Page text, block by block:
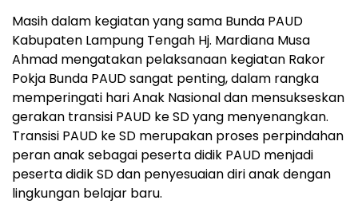
Masih dalam kegiatan yang sama Bunda PAUD
Kabupaten Lampung Tengah Hj. Mardiana Musa
Ahmad mengatakan pelaksanaan kegiatan Rakor
Pokja Bunda PAUD sangat penting, dalam rangka
memperingati hari Anak Nasional dan mensukseskan
gerakan transisi PAUD ke SD yang menyenangkan.
Transisi PAUD ke SD merupakan proses perpindahan
peran anak sebagai peserta didik PAUD menjadi
peserta didik SD dan penyesuaian diri anak dengan
lingkungan belajar baru.